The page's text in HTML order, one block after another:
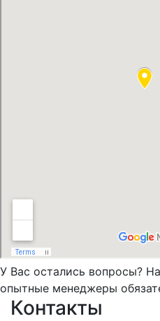
У Вас остались вопросы?
опытные менеджеры
Контакты